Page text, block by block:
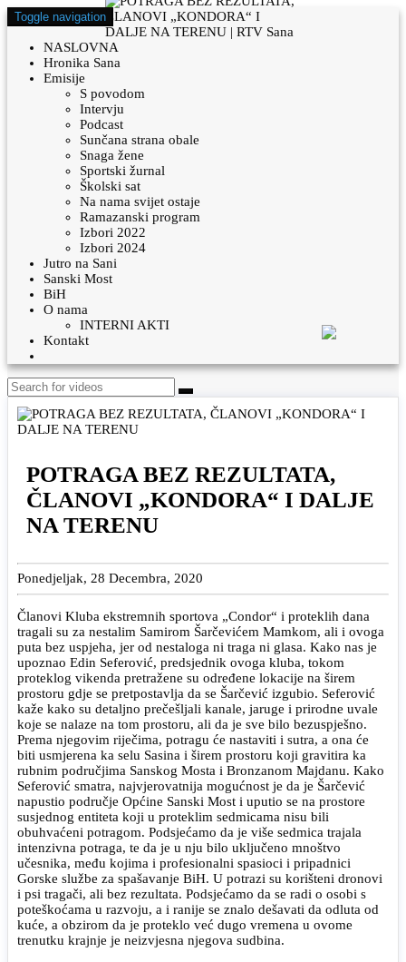
Toggle navigation
NASLOVNA
Hronika Sana
Emisije
S povodom
Intervju
Podcast
Sunčana strana obale
Snaga žene
Sportski žurnal
Školski sat
Na nama svijet ostaje
Ramazanski program
Izbori 2022
Izbori 2024
Jutro na Sani
Sanski Most
BiH
O nama
INTERNI AKTI
Kontakt
POTRAGA BEZ REZULTATA,
ČLANOVI „KONDORA“ I DALJE
NA TERENU
Ponedjeljak, 28 Decembra, 2020
Članovi Kluba ekstremnih sportova „Condor“ i proteklih dana
tragali su za nestalim Samirom Šarčevićem Mamkom, ali i ovoga
puta bez uspjeha, jer od nestaloga ni traga ni glasa. Kako nas je
upoznao Edin Seferović, predsjednik ovoga kluba, tokom
proteklog vikenda pretražene su određene lokacije na širem
prostoru gdje se pretpostavlja da se Šarčević izgubio. Seferović
kaže kako su detaljno prečešljali kanale, jaruge i prirodne uvale
koje se nalaze na tom prostoru, ali da je sve bilo bezuspješno.
Prema njegovim riječima, potragu će nastaviti i sutra, a ona će
biti usmjerena ka selu Sasina i širem prostoru koji gravitira ka
rubnim područjima Sanskog Mosta i Bronzanom Majdanu. Kako
Seferović smatra, najvjerovatnija mogućnost je da je Šarčević
napustio područje Općine Sanski Most i uputio se na prostore
susjednog entiteta koji u proteklim sedmicama nisu bili
obuhvaćeni potragom. Podsjećamo da je više sedmica trajala
intenzivna potraga, te da je u nju bilo uključeno mnoštvo
učesnika, među kojima i profesionalni spasioci i pripadnici
Gorske službe za spašavanje BiH. U potrazi su korišteni dronovi
i psi tragači, ali bez rezultata. Podsjećamo da se radi o osobi s
poteškoćama u razvoju, a i ranije se znalo dešavati da odluta od
kuće, a obzirom da je proteklo već dugo vremena u ovome
trenutku krajnje je neizvjesna njegova sudbina.